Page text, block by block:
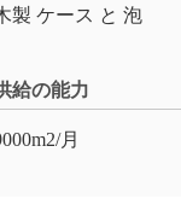
製 ケース と 泡
給の能力
月